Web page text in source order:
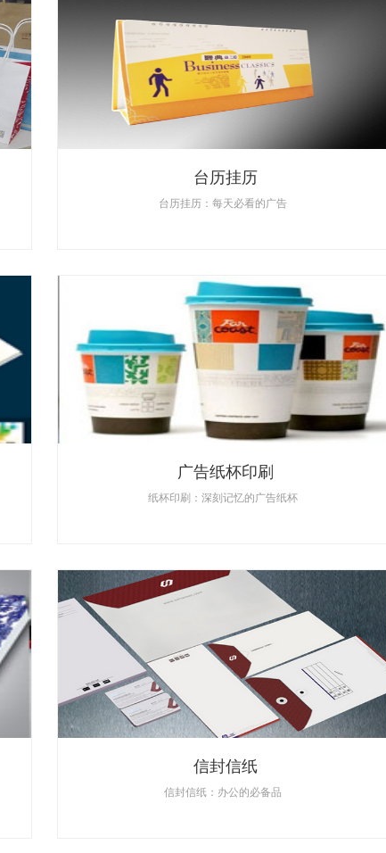
台历挂历
台历挂历：每天必看的广告
广告纸杯印刷
纸杯印刷：深刻记忆的广告纸杯
信封信纸
信封信纸：办公的必备品